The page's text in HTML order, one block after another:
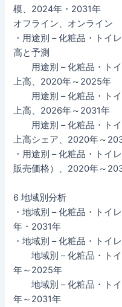
模、2024年・2031年
オフライン、オンライン
・用途別 – 化粧品・トイ
高と予測
用途別 – 化粧品・トイ
上高、2020年～2025年
用途別 – 化粧品・トイ
上高、2026年～2031年
用途別 – 化粧品・トイ
上高シェア、2020年～
・用途別 – 化粧品・トイ
販売価格）、2020年～
6 地域別分析
・地域別 – 化粧品・トイ
年・2031年
・地域別 – 化粧品・トイ
地域別 – 化粧品・トイ
年～2025年
地域別 – 化粧品・トイ
年～2031年